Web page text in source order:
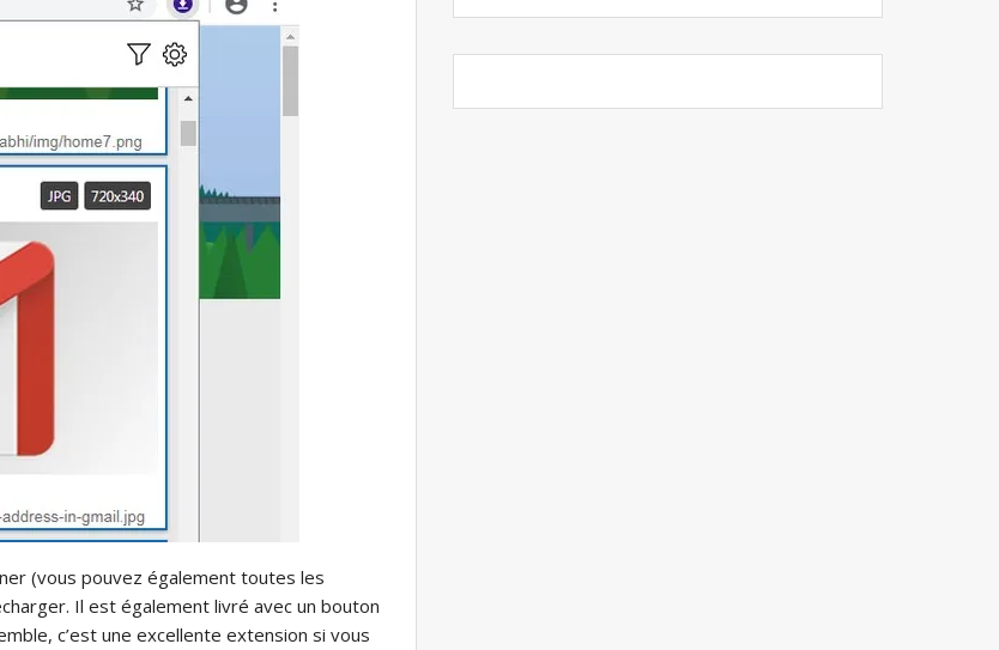
(vous pouvez également toutes les
Il est également livré avec un bouton
c’est une excellente extension si vous